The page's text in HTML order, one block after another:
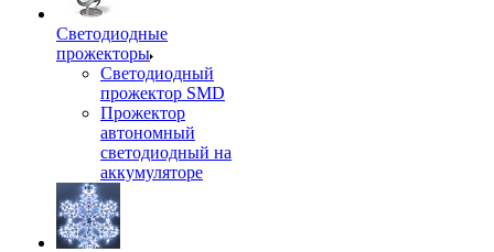
Светодиодные
прожекторы
Светодиодный
прожектор SMD
Прожектор
автономный
светодиодный на
аккумуляторе